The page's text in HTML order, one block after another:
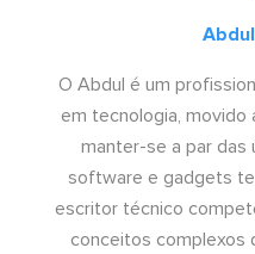
O Abdul é um
em tecnologia, movido
manter-se a par das
software e gadgets
escritor técnico
conceitos complexos